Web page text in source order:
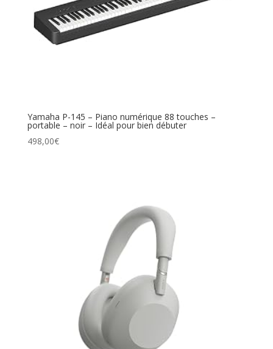
Yamaha P-145 – Piano numérique 88 touches –
portable – noir – Idéal pour bien débuter
498,00€